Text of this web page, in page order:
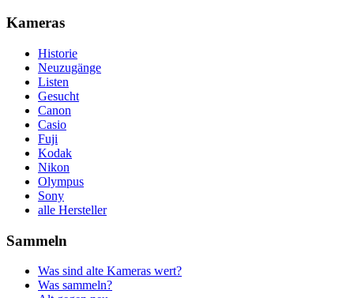
Kameras
Historie
Neuzugänge
Listen
Gesucht
Canon
Casio
Fuji
Kodak
Nikon
Olympus
Sony
alle Hersteller
Sammeln
Was sind alte Kameras wert?
Was sammeln?